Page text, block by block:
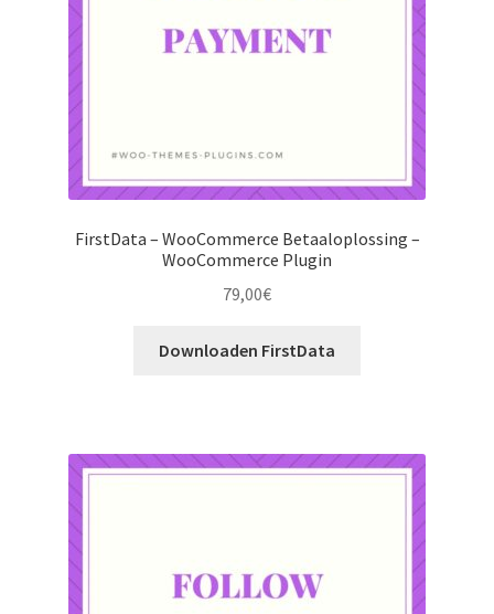
FirstData – WooCommerce Betaaloplossing –
WooCommerce Plugin
79,00€
Downloaden FirstData